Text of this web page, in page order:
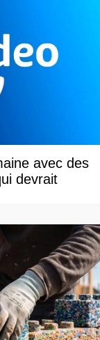
avec des
devrait